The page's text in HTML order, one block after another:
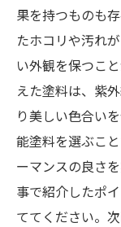
果を持つものも
たホコリや汚れ
い外観を保つこ
えた塗料は、紫
り美しい色合い
能塗料を選ぶこ
ーマンスの良さ
事で紹介したポ
ててください。